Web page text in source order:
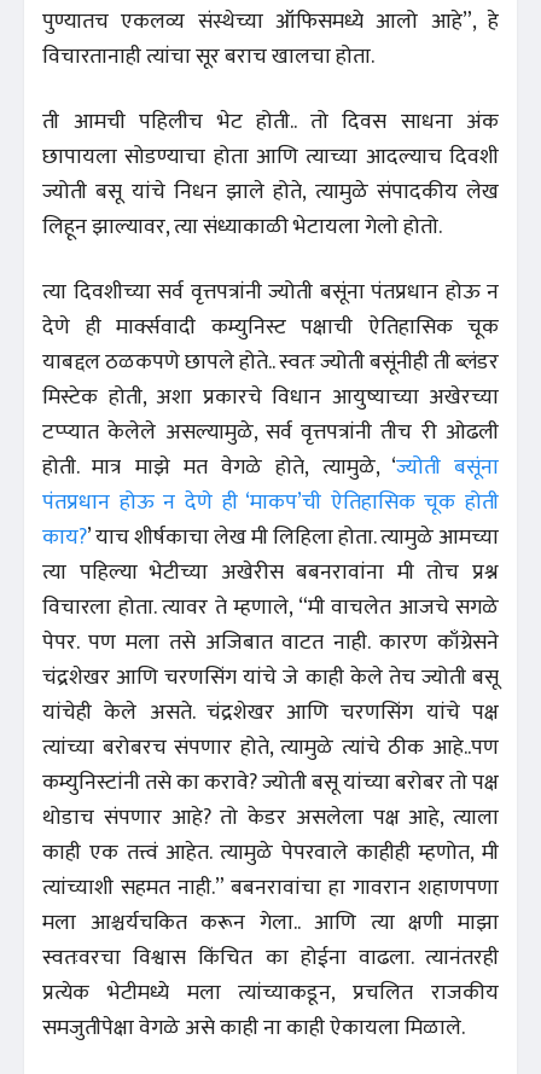
पुण्यातच एकलव्य संस्थेच्या ऑफिसमध्ये आलो आहे”, हे
विचारतानाही त्यांचा सूर बराच खालचा होता.
ती आमची पहिलीच भेट होती.. तो दिवस साधना अंक
छापायला सोडण्याचा होता आणि त्याच्या आदल्याच दिवशी
ज्योती बसू यांचे निधन झाले होते, त्यामुळे संपादकीय लेख
लिहून झाल्यावर, त्या संध्याकाळी भेटायला गेलो होतो.
त्या दिवशीच्या सर्व वृत्तपत्रांनी ज्योती बसूंना पंतप्रधान होऊ न
देणे ही मार्क्सवादी कम्युनिस्ट पक्षाची ऐतिहासिक चूक
याबद्दल ठळकपणे छापले होते.. स्वतः ज्योती बसूंनीही ती ब्लंडर
मिस्टेक होती, अशा प्रकारचे विधान आयुष्याच्या अखेरच्या
टप्प्यात केलेले असल्यामुळे, सर्व वृत्तपत्रांनी तीच री ओढली
होती. मात्र माझे मत वेगळे होते, त्यामुळे, ‘ज्योती बसूंना
पंतप्रधान होऊ न देणे ही ‘माकप’ची ऐतिहासिक चूक होती
काय?’ याच शीर्षकाचा लेख मी लिहिला होता. त्यामुळे आमच्या
त्या पहिल्या भेटीच्या अखेरीस बबनरावांना मी तोच प्रश्न
विचारला होता. त्यावर ते म्हणाले, “मी वाचलेत आजचे सगळे
पेपर. पण मला तसे अजिबात वाटत नाही. कारण काँग्रेसने
चंद्रशेखर आणि चरणसिंग यांचे जे काही केले तेच ज्योती बसू
यांचेही केले असते. चंद्रशेखर आणि चरणसिंग यांचे पक्ष
त्यांच्या बरोबरच संपणार होते, त्यामुळे त्यांचे ठीक आहे..पण
कम्युनिस्टांनी तसे का करावे? ज्योती बसू यांच्या बरोबर तो पक्ष
थोडाच संपणार आहे? तो केडर असलेला पक्ष आहे, त्याला
काही एक तत्त्वं आहेत. त्यामुळे पेपरवाले काहीही म्हणोत, मी
त्यांच्याशी सहमत नाही.” बबनरावांचा हा गावरान शहाणपणा
मला आश्चर्यचकित करून गेला.. आणि त्या क्षणी माझा
स्वतःवरचा विश्वास किंचित का होईना वाढला. त्यानंतरही
प्रत्येक भेटीमध्ये मला त्यांच्याकडून, प्रचलित राजकीय
समजुतीपेक्षा वेगळे असे काही ना काही ऐकायला मिळाले.